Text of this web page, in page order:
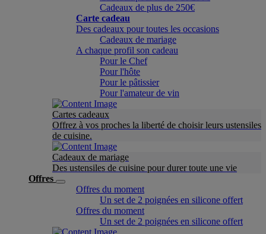
Cadeaux de plus de 250€
Carte cadeau
Des cadeaux pour toutes les occasions
Cadeaux de mariage
A chaque profil son cadeau
Pour le Chef
Pour l'hôte
Pour le pâtissier
Pour l'amateur de vin
Cartes cadeaux
Offrez à vos proches la liberté de choisir leurs ustensiles
de cuisine.
Cadeaux de mariage
Des ustensiles de cuisine pour durer toute une vie
Offres
Offres du moment
Un set de 2 poignées en silicone offert
Offres du moment
Un set de 2 poignées en silicone offert